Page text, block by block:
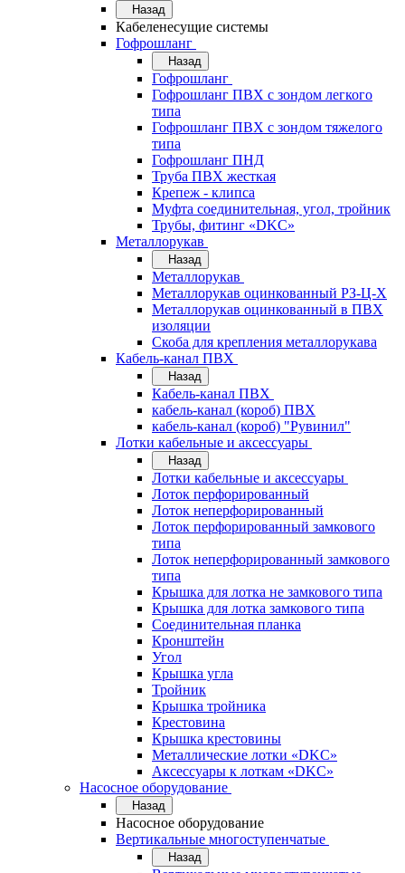
Назад
Кабеленесущие системы
Гофрошланг
Назад
Гофрошланг
Гофрошланг ПВХ с зондом легкого
типа
Гофрошланг ПВХ с зондом тяжелого
типа
Гофрошланг ПНД
Труба ПВХ жесткая
Крепеж - клипса
Муфта соединительная, угол, тройник
Трубы, фитинг «DKC»
Металлорукав
Назад
Металлорукав
Металлорукав оцинкованный РЗ-Ц-Х
Металлорукав оцинкованный в ПВХ
изоляции
Скоба для крепления металлорукава
Кабель-канал ПВХ
Назад
Кабель-канал ПВХ
кабель-канал (короб) ПВХ
кабель-канал (короб) "Рувинил"
Лотки кабельные и аксессуары
Назад
Лотки кабельные и аксессуары
Лоток перфорированный
Лоток неперфорированный
Лоток перфорированный замкового
типа
Лоток неперфорированный замкового
типа
Крышка для лотка не замкового типа
Крышка для лотка замкового типа
Соединительная планка
Кронштейн
Угол
Крышка угла
Тройник
Крышка тройника
Крестовина
Крышка крестовины
Металлические лотки «DKC»
Аксессуары к лоткам «DKC»
Насосное оборудование
Назад
Насосное оборудование
Вертикальные многоступенчатые
Назад